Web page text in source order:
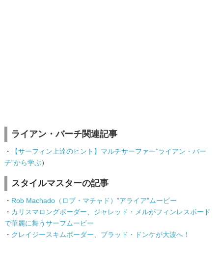
ライアン・バーチ関連記事
・
【サーフィン上達のヒント】マルチサーファー”ライアン・バー
チ”から学ぶ）
スタイルマスターの記事
・ Rob Machado（ロブ・マチャド）”アライア”ムービー
・ カリスマロングボーダー、ジャレッド・メルがフィンレスボード
で華麗に舞うサーフムービー
・ クレイジースキムボーダー、ブラッド・ドンケが大波へ！